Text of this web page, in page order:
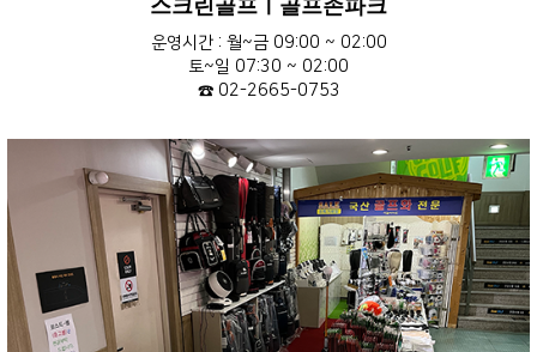
스크린골프ㅣ골프존파크
운영시간 : 월~금 09:00 ~ 02:00
토~일 07:30 ~ 02:00
☎ 02-2665-0753